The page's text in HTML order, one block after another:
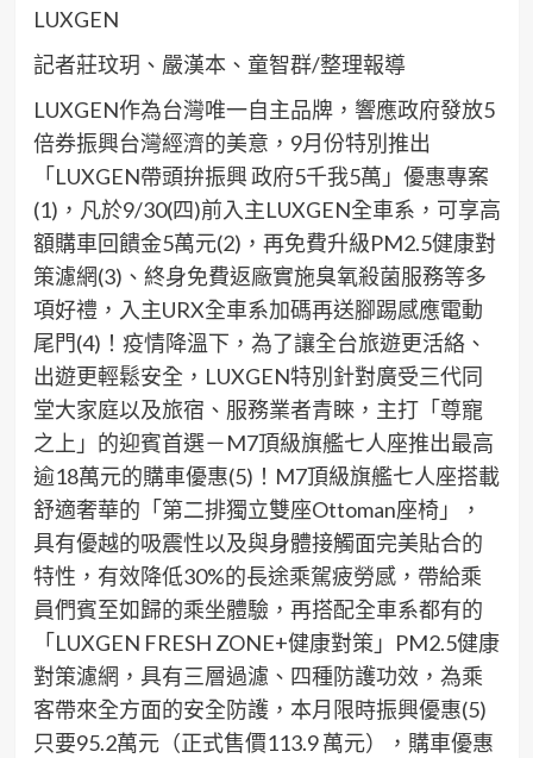
LUXGEN
記者莊玟玥、嚴漢本、童智群/整理報導
LUXGEN作為台灣唯一自主品牌， 響應政府發放5
倍券振興台灣經濟的美意， 9月份特別 推出
「LUXGEN帶頭拚振興政府5千我5萬 」優惠專案
(1) ， 凡於9/30(四)前入主LUXGEN全車系，可享高
額購車回饋金5萬元(2) ， 再免費升級PM2.5健康對
策濾網(3) 、終身免費返廠實施臭氧殺菌服務等多
項好禮 ， 入主URX全車系加碼再送腳踢感應電動
尾門(4) ！ 疫情降溫下， 為了讓全台旅遊更活絡、
出遊更輕鬆安全 ， LUXGEN特別 針對廣受三代同
堂大家庭以及旅宿、服務業者青睞，主打「尊寵
之上」的迎賓首選－M7頂級旗艦七人座推出最高
逾18萬元的購車優惠(5) ！ M7頂級旗艦七人座搭載
舒適奢華的「第二排獨立雙座Ottoman座椅」，
具有優越的吸震性以及與身體接觸面完美貼合的
特性，有效降低30%的長途乘駕疲勞感，帶給乘
員們賓至如歸的乘坐體驗， 再搭配全車系都有的
「LUXGEN FRESH ZONE+健康對策」 PM2.5健康
對策濾網， 具有三層過濾、四種防護功效，為乘
客帶來全方面的安全防護，本月限時振興優惠(5)
只要95.2萬元（正式售價113.9萬元） ， 購車優惠